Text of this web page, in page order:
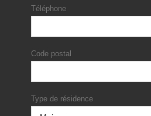
Téléphone
Code postal
Type de résidence